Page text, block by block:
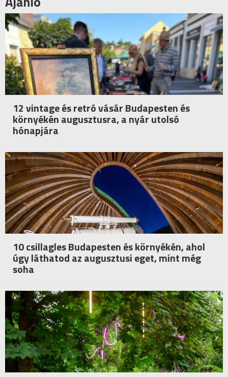
12 vintage és retró vásár Budapesten és
környékén augusztusra, a nyár utolsó
hónapjára
10 csillagles Budapesten és környékén, ahol
úgy láthatod az augusztusi eget, mint még
soha